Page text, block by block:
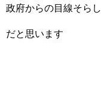
政府からの目線そらし
だと思います